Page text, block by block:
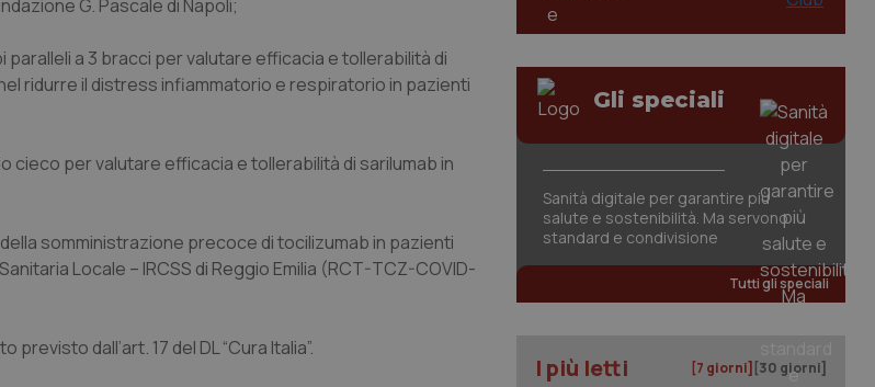
G. Pascale di Napoli;
a 3 bracci per valutare efficacia e tollerabilità di
ridurre il distress infiammatorio e respiratorio in pazienti
cieco per valutare efficacia e tollerabilità di sarilumab in
somministrazione precoce di tocilizumab in pazienti
Locale – IRCSS di Reggio Emilia (RCT-TCZ-COVID-
dall’art. 17 del DL “Cura Italia”.
Gli speciali
Sanità digitale per garantire più
salute e sostenibilità. Ma servono
standard e condivisione
Tutti gli speciali
I più letti [7 giorni] [30 giorni]